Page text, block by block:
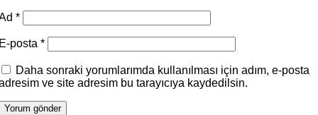
*
posta *
Daha sonraki yorumlarımda kullanılması için adım, e-posta
ve site adresim bu tarayıcıya kaydedilsin.